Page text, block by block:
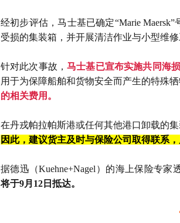
经初步评估，马士基已确定“Marie
受损的集装箱，并开展清洁作业与小型维
针对此次事故，马士基已宣布实施共同海损
用于为保障船舶和货物安全而产生的特殊牺
的相关费用。
在丹戎帕拉帕斯港或任何其他港口卸载的集
因此，建议货主及时与保险公司取得联系，
据德迅（Kuehne+Nagel）的海上保险专家
将于9月12日抵达。